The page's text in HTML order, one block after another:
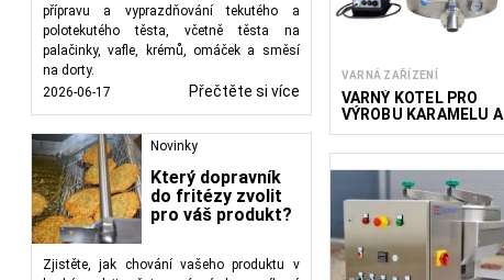
přípravu a vyprazdňování tekutého a
polotekutého těsta, včetně těsta na
palačinky, vafle, krémů, omáček a směsí
na dorty.
2026-06-17
Přečtěte si více
Novinky
Který dopravník
do fritézy zvolit
pro váš produkt?
Zjistěte, jak chování vašeho produktu v
VARNÁ ZAŘÍZENÍ
VARNÝ KOTEL PRO
VÝROBU KARAMELU A
SIRUPU PREMIUM